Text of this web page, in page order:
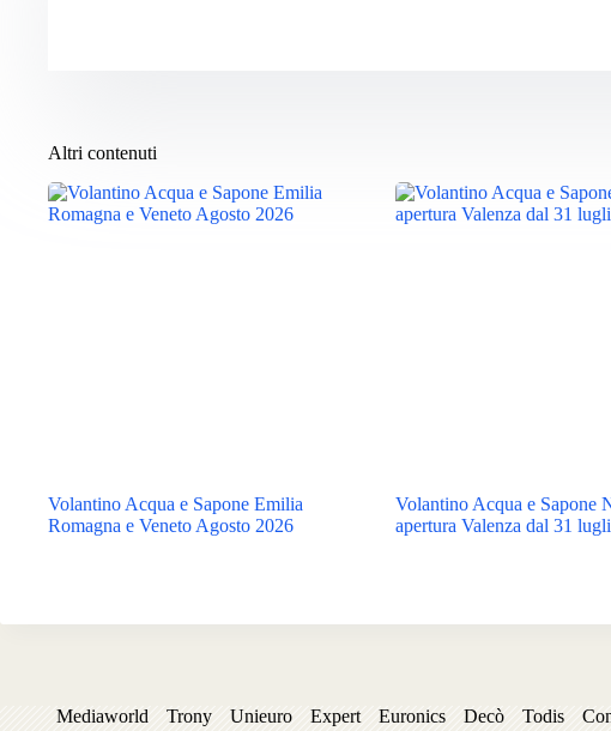
Altri contenuti
Volantino Acqua e Sapone Emilia
Romagna e Veneto Agosto 2026
Volantino Acqua e Sapone
apertura Valenza dal 31
Mediaworld Trony Unieuro Expert Euronics Decò Todis